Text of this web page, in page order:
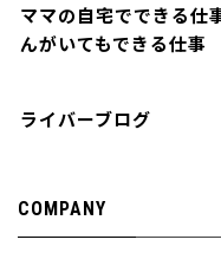
ママの自宅でできる仕
んがいてもできる仕事
ライバーブログ
COMPANY